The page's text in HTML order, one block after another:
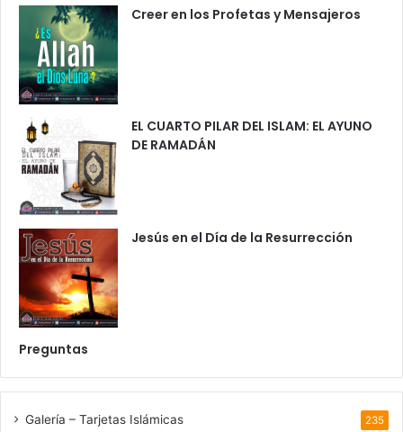
Creer en los Profetas y Mensajeros
EL CUARTO PILAR DEL ISLAM: EL AYUNO
DE RAMADÁN
Jesús en el Día de la Resurrección
Preguntas
Galería – Tarjetas Islámicas 235